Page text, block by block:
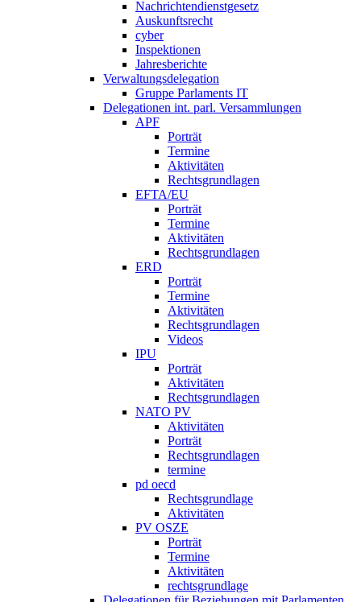
Nachrichtendienstgesetz
Auskunftsrecht
cyber
Inspektionen
Jahresberichte
Verwaltungsdelegation
Gruppe Parlaments IT
Delegationen int. parl. Versammlungen
APF
Porträt
Termine
Aktivitäten
Rechtsgrundlagen
EFTA/EU
Porträt
Termine
Aktivitäten
Rechtsgrundlagen
ERD
Porträt
Termine
Aktivitäten
Rechtsgrundlagen
Videos
IPU
Porträt
Aktivitäten
Rechtsgrundlagen
NATO PV
Aktivitäten
Porträt
Rechtsgrundlagen
termine
pd oecd
Rechtsgrundlage
Aktivitäten
PV OSZE
Porträt
Termine
Aktivitäten
rechtsgrundlage